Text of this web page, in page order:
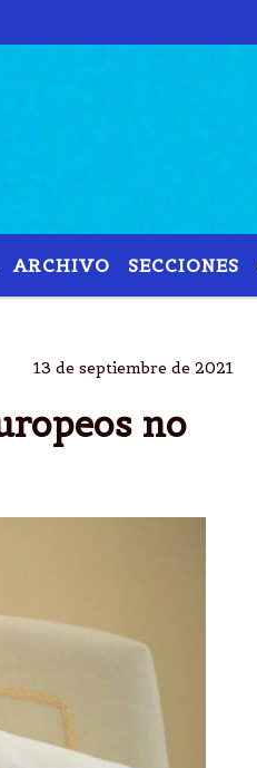
ARCHIVO SECCIONES
13 de septiembre de 2021
no